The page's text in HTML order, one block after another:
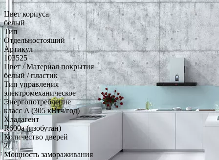
Цвет корпуса
белый
Тип
Отдельностоящий
Артикул
103525
Цвет / Материал покрытия
белый / пластик
Тип управления
электромеханическое
Энергопотребление
класс A (305 кВтч/год)
Хладагент
R600a (изобутан)
Количество дверей
2
Мощность замораживания